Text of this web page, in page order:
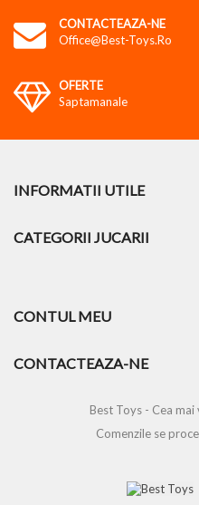
CONTACTEAZA-NE
Office@best-Toys.ro
OFERTE
Saptamanale
INFORMATII UTILE
CATEGORII JUCARII
CONTUL MEU
CONTACTEAZA-NE
Best Toys - Cea
Comenzile se